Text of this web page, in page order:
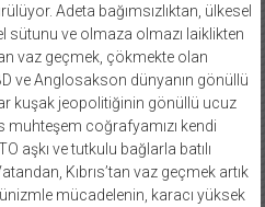
Adeta bağımsızlıktan, ülkesel
sütunu ve olmaza olmazı laiklikten
vaz geçmek, çökmekte olan
ve Anglosakson dünyanın gönüllü
kuşak jeopolitiğinin gönüllü ucuz
muhteşem coğrafyamızı kendi
aşkı ve tutkulu bağlarla batılı
Kıbrıs’tan vaz geçmek artık
mücadelenin, karacı yüksek